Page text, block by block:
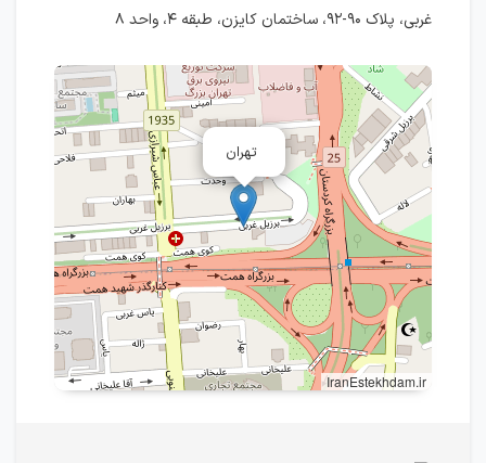
غربی، پلاک ۹۰-۹۲، ساختمان کایزن، طبقه ۴، واحد ۸
تهران
IranEstekhdam.ir